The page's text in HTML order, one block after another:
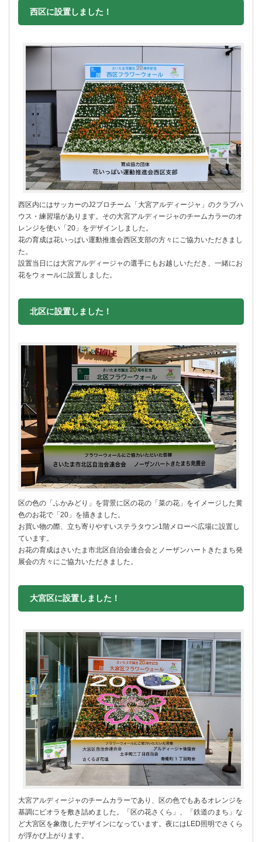
西区に設置しました！
西区内にはサッカーのJ2プロチーム「大宮アルディージャ」のクラブハ
ウス・練習場があります。その大宮アルディージャのチームカラーのオ
レンジを使い「20」をデザインしました。
花の育成は花いっぱい運動推進会西区支部の方々にご協力いただきまし
た。
設置当日には大宮アルディージャの選手にもお越しいただき、一緒にお
花をウォールに設置しました。
北区に設置しました！
区の色の「ふかみどり」を背景に区の花の「菜の花」をイメージした黄
色のお花で「20」を描きました。
お買い物の際、立ち寄りやすいステラタウン1階メローペ広場に設置し
ています。
お花の育成はさいたま市北区自治会連合会とノーザンハートきたまち発
展会の方々にご協力いただきました。
大宮区に設置しました！
大宮アルディージャのチームカラーであり、区の色でもあるオレンジを
基調にビオラを敷き詰めました。「区の花さくら」、「鉄道のまち」な
ど大宮区を象徴したデザインになっています。夜にはLED照明でさくら
が浮かび上がります。